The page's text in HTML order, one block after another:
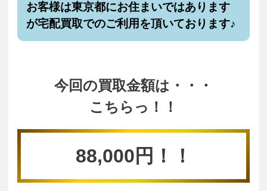
お客様は東京都にお住まいではあります
が宅配買取でのご利用を頂いております♪
今回の買取金額は・・・
こちらっ！！
88,000円！！